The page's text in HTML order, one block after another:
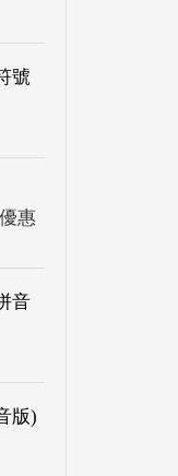
號
惠
音
版)